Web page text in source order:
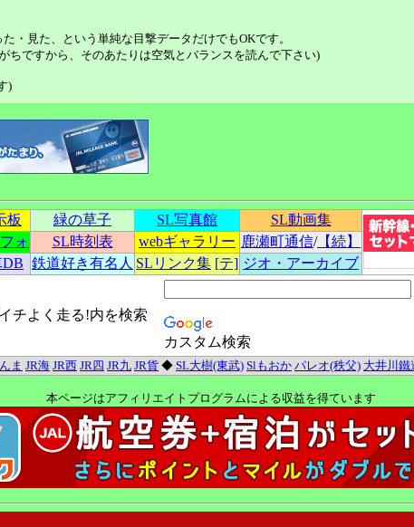
・見た、という単純な目撃データだけでもOKです。
ですから、そのあたりは空気とバランスを読んで下さい)
)
板 緑の草子 SL写真館
SL動画集
ォ SL時刻表 webギャラリー 鹿瀬町通信/【続】
鉄道好き有名人 SLリンク集 [テ] ジオ・アーカイブ
チよく走る!内を検索
カスタム検索
ま JR海 JR西 JR四 JR九 JR貨 ◆ SL大樹(東武) Slもおか パレオ(秩父) 大井川鐵
本ページはアフィリエイトプログラムによる収益を得ています